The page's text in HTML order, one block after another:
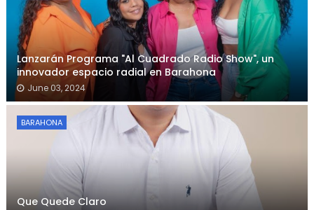
Lanzarán Programa "Al Cuadrado Radio Show", un
innovador espacio radial en Barahona
June 03, 2024
BARAHONA
Que Quede Claro